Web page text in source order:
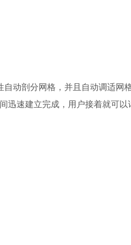
动剖分网格， 并且 自动调适网
速建立完成，用户接着就可以